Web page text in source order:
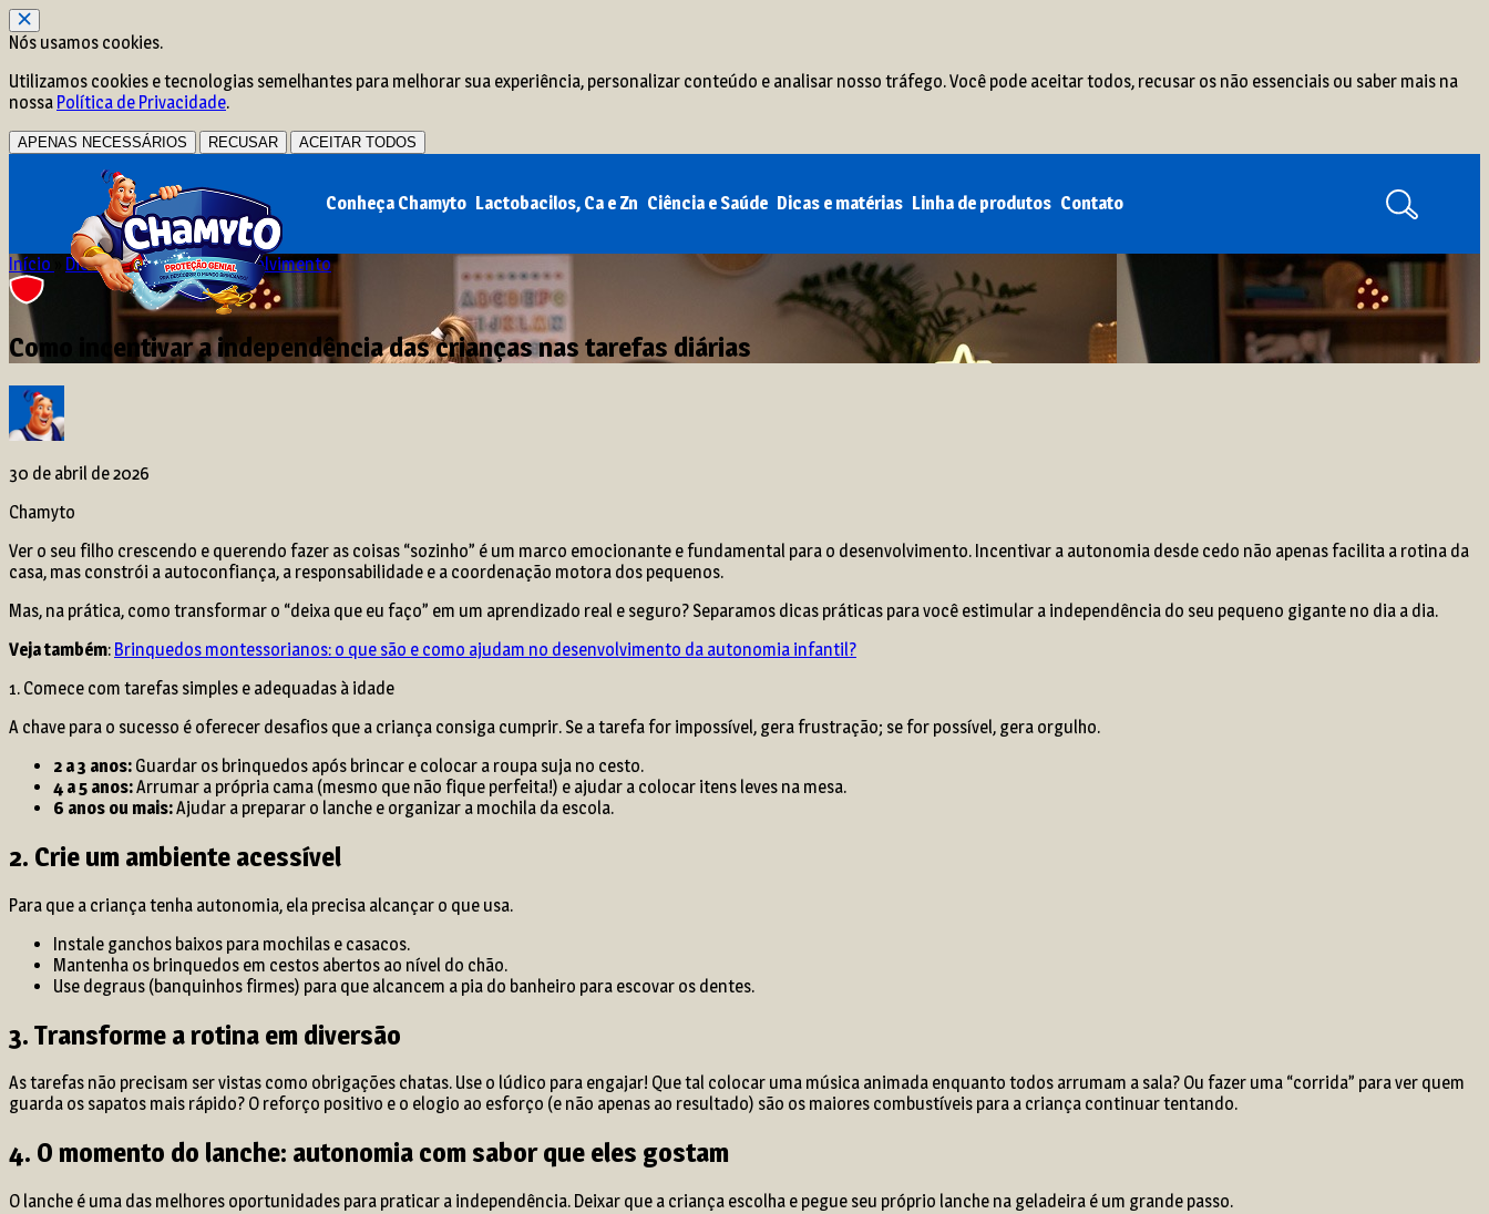
Nós usamos cookies.
Utilizamos cookies e tecnologias semelhantes para melhorar sua experiência, personalizar conteúdo e analisar nosso tráfego. Você pode aceitar todos, recusar os não essenciais ou saber mais na
nossa Política de Privacidade.
APENAS NECESSÁRIOS RECUSAR ACEITAR TODOS
Conheça Chamyto Lactobacilos, Ca e Zn Ciência e Saúde Dicas e matérias Linha de produtos Contato
Início Dicas e matérias»Desenvolvimento
Como incentivar a independência das crianças nas tarefas diárias
30 de abril de 2026
Chamyto
Ver o seu filho crescendo e querendo fazer as coisas “sozinho” é um marco emocionante e fundamental para o desenvolvimento. Incentivar a autonomia desde cedo não apenas facilita a rotina da
casa, mas constrói a autoconfiança, a responsabilidade e a coordenação motora dos pequenos.
Mas, na prática, como transformar o “deixa que eu faço” em um aprendizado real e seguro? Separamos dicas práticas para você estimular a independência do seu pequeno gigante no dia a dia.
Veja também: Brinquedos montessorianos: o que são e como ajudam no desenvolvimento da autonomia infantil?
1. Comece com tarefas simples e adequadas à idade
A chave para o sucesso é oferecer desafios que a criança consiga cumprir. Se a tarefa for impossível, gera frustração; se for possível, gera orgulho.
2 a 3 anos: Guardar os brinquedos após brincar e colocar a roupa suja no cesto.
4 a 5 anos:Arrumar a própria cama (mesmo que não fique perfeita!) e ajudar a colocar itens leves na mesa.
6 anos ou mais:Ajudar a preparar o lanche e organizar a mochila da escola.
2. Crie um ambiente acessível
Para que a criança tenha autonomia, ela precisa alcançar o que usa.
Instale ganchos baixos para mochilas e casacos.
Mantenha os brinquedos em cestos abertos ao nível do chão.
Use degraus (banquinhos firmes) para que alcancem a pia do banheiro para escovar os dentes.
3. Transforme a rotina em diversão
As tarefas não precisam ser vistas como obrigações chatas. Use o lúdico para engajar! Que tal colocar uma música animada enquanto todos arrumam a sala? Ou fazer uma “corrida” para ver quem
guarda os sapatos mais rápido? O reforço positivo e o elogio ao esforço (e não apenas ao resultado) são os maiores combustíveis para a criança continuar tentando.
4. O momento do lanche: autonomia com sabor que eles gostam
O lanche é uma das melhores oportunidades para praticar a independência. Deixar que a criança escolha e pegue seu próprio lanche na geladeira é um grande passo.